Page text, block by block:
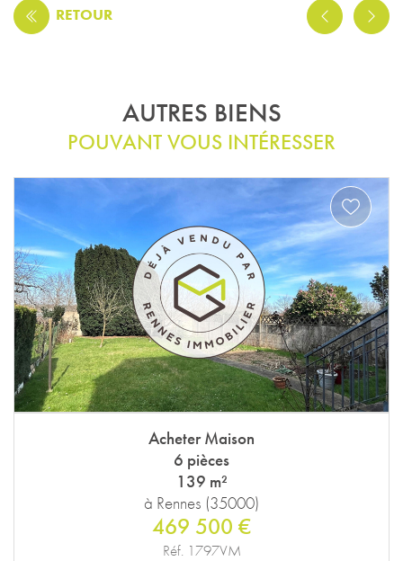
RETOUR
AUTRES BIENS
POUVANT VOUS INTÉRESSER
Acheter Maison
6 pièces
139 m²
à Rennes (35000)
469 500 €
Réf. 1797VM